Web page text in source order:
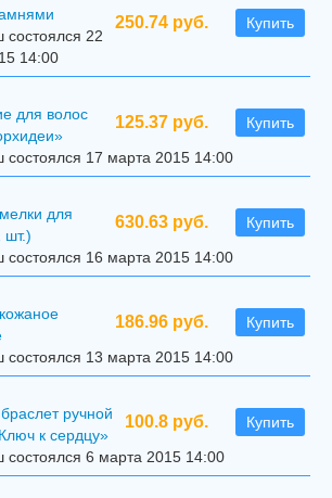
250.74 руб. Купить
состоялся 22
14:00
125.37 руб. Купить
для волос
состоялся 17 марта 2015 14:00
630.63 руб. Купить
для
шт.)
состоялся 16 марта 2015 14:00
186.96 руб. Купить
состоялся 13 марта 2015 14:00
100.8 руб. Купить
ручной
к сердцу»
состоялся 6 марта 2015 14:00